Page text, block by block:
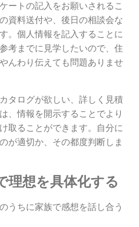
ートの記入をお願いされるこ
資料送付や、後日の相談会な
。個人情報を記入することに
考までに見学したいので、住
んわり伝えても問題ありませ
タログが欲しい、詳しく見積
、情報を開示することでより
取ることができます。自分に
が適切か、その都度判断しま
理想を具体化する
うちに家族で感想を話し合う